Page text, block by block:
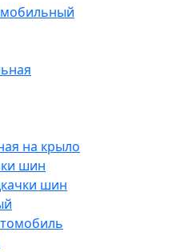
на крыло
шин
шин